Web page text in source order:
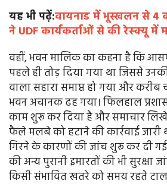
यह भी पढ़ें:वायनाड में भूस्खलन से 4
ने UDF कार्यकर्ताओं से की रेस्क्यू
वहीं, भवन मालिक का कहना है कि
पहले ही तोड़ दिया गया था जिससे
वाला सहारा समाप्त हो गया और
भवन अचानक ढह गया। फिलहाल
काम शुरू कर दिया है और समाचार
फैले मलबे को हटाने की कार्रवाई जारी
गिरने के कारणों की जांच शुरू कर दी
की अन्य पुरानी इमारतों की भी सुरक्षा
किसी संभावित खतरे को समय रहते